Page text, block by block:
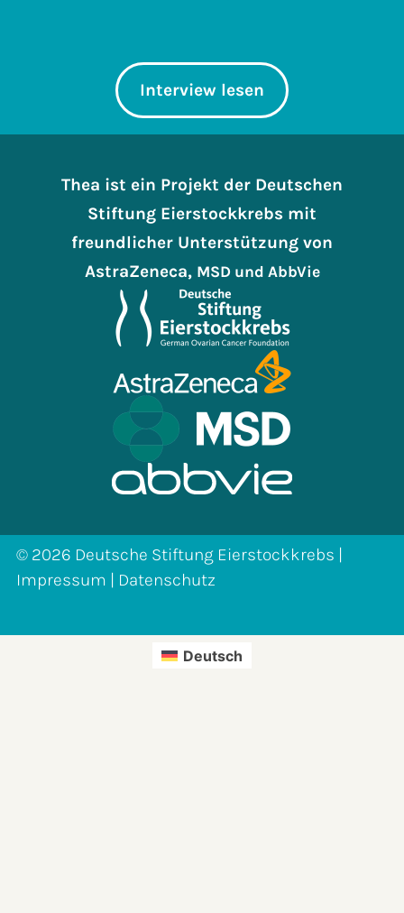
Interview lesen
Thea ist ein Projekt der Deutschen
Stiftung Eierstockkrebs mit
freundlicher Unterstützung von
AstraZeneca, MSDund AbbVie
© 2026 Deutsche Stiftung Eierstockkrebs |
Impressum | Datenschutz
Deutsch